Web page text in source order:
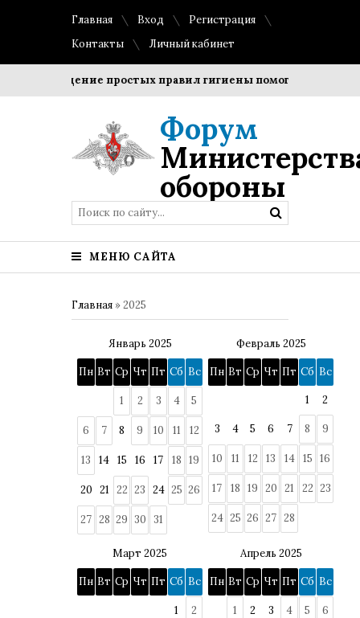
Главная Вход
Регистрация
Контакты
Личный кабинет
Соблюдение простых правил гигиены помогает
Форум
обороны
МЕНЮ САЙТА
Главная »2025
Январь 2025
Пн Вт Ср Чт Пт Сб Вс
1 2 3 4 5
6 7 8 9 10 11 12
13 14 15 16 17 18 19
20 21 22 23 24 25 26
27 28 29 30 31
Февраль 2025
Пн Вт Ср Чт Пт Сб Вс
1 2
3 4 5 6 7 8 9
10 11 12 13 14 15 16
17 18 19 20 21 22 23
24 25 26 27 28
Март 2025
Пн Вт Ср Чт Пт Сб Вс
1 2
Апрель 2025
Пн Вт Ср Чт Пт Сб Вс
1 2 3 4 5 6